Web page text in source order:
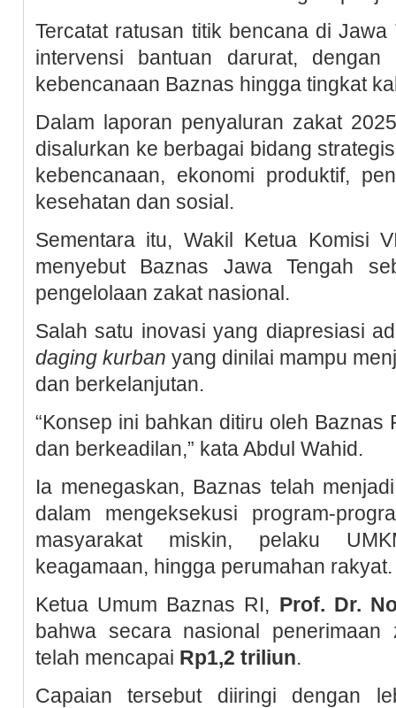
Tercatat ratusan titik bencana di
intervensi bantuan darurat,
kebencanaan Baznas hingga tingkat
Dalam laporan penyaluran zakat
disalurkan ke berbagai bidang
kebencanaan, ekonomi produktif,
kesehatan dan sosial.
Sementara itu, Wakil Ketua Komisi
menyebut Baznas Jawa Tengah
pengelolaan zakat nasional.
Salah satu inovasi yang diapresiasi
daging kurban yang dinilai mampu
dan berkelanjutan.
“Konsep ini bahkan ditiru oleh Baznas
dan berkeadilan,” kata Abdul Wahid.
Ia menegaskan, Baznas telah
dalam mengeksekusi program-
masyarakat miskin, pelaku
keagamaan, hingga perumahan rakyat.
Ketua Umum Baznas RI, Prof. Dr.
bahwa secara nasional
telah mencapai Rp1,2 triliun.
Capaian tersebut diiringi dengan